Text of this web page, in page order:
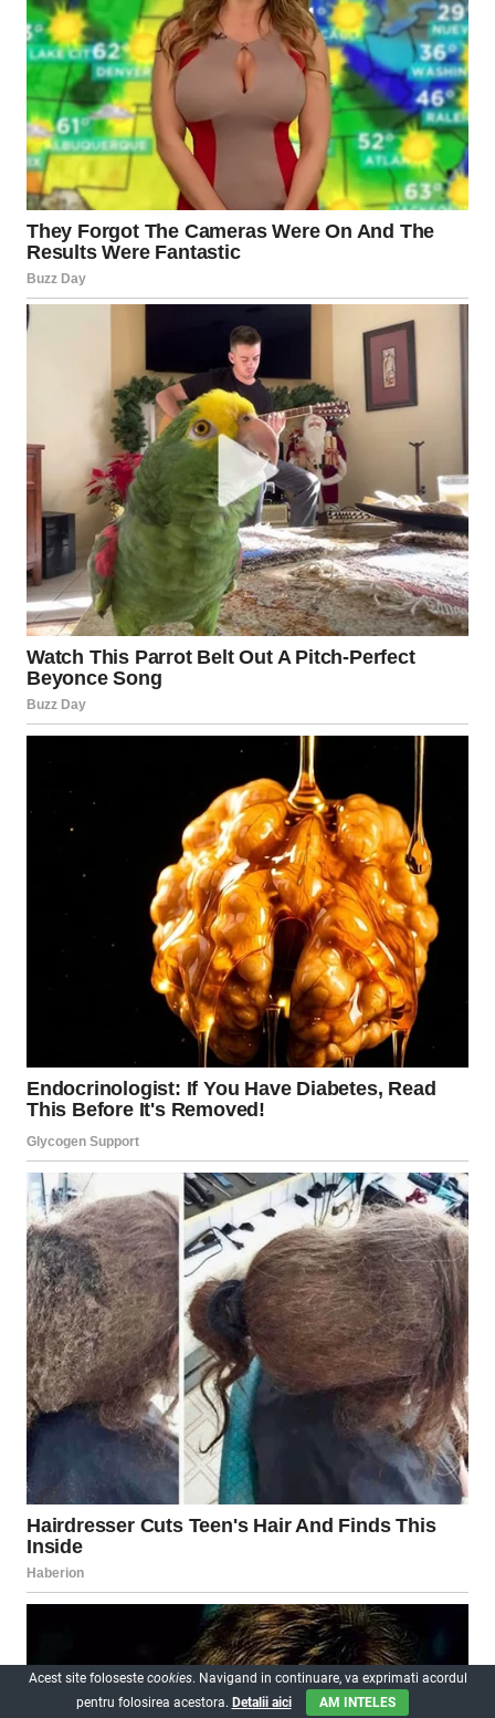
Acest site foloseste cookies. Navigand in continuare, va exprimati acordul
pentru folosirea acestora. Detalii aici AM INTELES